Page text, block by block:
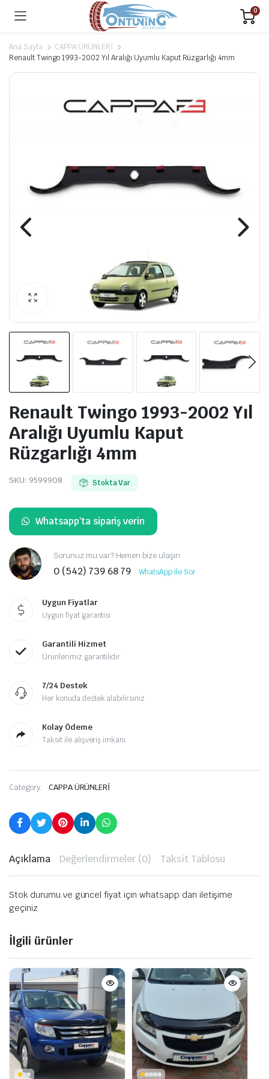
0
Ana Sayfa
CAPPA ÜRÜNLERİ
Renault Twingo 1993-2002 Yıl Aralığı Uyumlu Kaput Rüzgarlığı 4mm
Renault Twingo 1993-2002 Yıl
Aralığı Uyumlu Kaput
Rüzgarlığı 4mm
SKU: 9599908 Stokta Var
Whatsapp'ta sipariş verin
Sorunuz mu var? Hemen bize ulaşın
0 (542) 739 68 79 WhatsApp ile Sor
Uygun Fiyatlar
Uygun fiyat garantisi
Garantili Hizmet
Ürünlerimiz garantilidir
7/24 Destek
Her konuda destek alabilirsiniz
Kolay Ödeme
Taksit ile alışveriş imkanı
Category: CAPPA ÜRÜNLERİ
Açıklama Değerlendirmeler (0) Taksit Tablosu
Stok durumu ve güncel fiyat için whatsapp dan iletişime
geçiniz
İlgili ürünler